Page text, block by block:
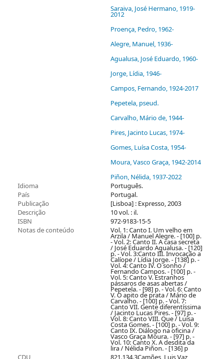
Proença, Pedro, 1962-
Alegre, Manuel
Agualusa, José Eduardo
Jorge, Lídia
, 1946-
Campos, Fernando
Carvalho, Mário de
Pires, Jacinto Lucas
Gomes, Luísa Costa
Moura, Vasco Graça
Português.
Portugal.
Publicação
[Lisboa] : Expresso, 2003
Descrição
10 vol. : il.
ISBN
972-9183-15-5
Notas de conteúdo
Vol. 1: Canto I. Um velho em
Arzila / Manuel Alegre. - [100] p.
- Vol. 2: Canto II. A casa secreta
/ José Eduardo Agualusa. - [120]
p. - Vol. 3:Canto III. Invocação a
Calíope / Lídia Jorge. - [138] p. -
Vol. 4: Canto IV. O sonho /
Fernando Campos. - [100] p. -
Vol. 5: Canto V. Estranhos
pássaros de asas abertas /
Pepetela. - [98] p. - Vol. 6: Canto
V. O apito de prata / Mário de
Carvalho. - [100] p. - Vol. 7:
Canto VII. Gente diferentíssima
/ Jacinto Lucas Pires. - [97] p. -
Vol. 8: Canto VIII. Que / Luísa
Costa Gomes. - [100] p. - Vol. 9:
Canto IX. Diálogo na oficina /
Vasco Graça Moura. - [97] p. -
Vol. 10: Canto X. A desdita da
lira / Nélida Piñon. - [136] p
821.134.3Camões, Luis Vaz
de.09
821.134.3-13"15"